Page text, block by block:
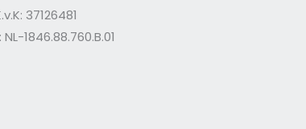
37126481
NL-1846.88.760.B.01